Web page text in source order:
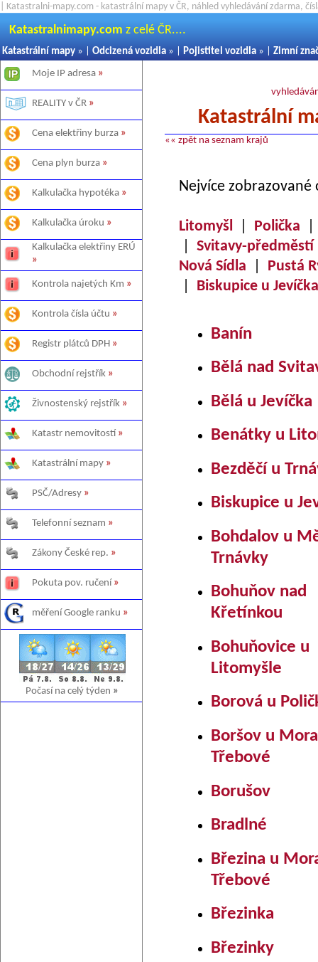
| Katastralni-mapy.com - katastrální mapy v ČR, náhled vyhledávání zdarma,
Katastralnimapy.com z celé ČR....
Katastrální mapy » | Odcizená vozidla » | Pojistitel vozidla » | Zimní
Moje IP adresa »
REALITY v ČR »
Cena elektřiny burza »
Cena plyn burza »
Kalkulačka hypotéka »
Kalkulačka úroku »
Kalkulačka elektřiny ERÚ
»
Kontrola najetých Km »
Kontrola čísla účtu »
Registr plátců DPH »
Obchodní rejstřík »
Živnostenský rejstřík »
Katastr nemovitostí »
Katastrální mapy »
PSČ/Adresy »
Telefonní seznam »
Zákony České rep. »
Pokuta pov. ručení »
měření Google ranku »
Počasí na celý týden »
Katastrální
«« zpět na seznam krajů
Nejvíce zobrazované
Litomyšl Polička
Svitavy-předměstí
Nová Sídla
Pustá
Biskupice u Jevíčka
Banín
Bělá nad
Bělá u Jevíčka
Benátky u
Bezděčí u
Biskupice u
Bohdalov u
Trnávky
Bohuňov nad
Křetínkou
Bohuňovice u
Litomyšle
Borová u
Boršov u
Třebové
Borušov
Bradlné
Březina u
Třebové
Březinka
Březinky